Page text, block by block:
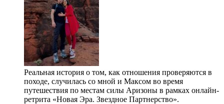
Реальная история о том, как отношения проверяются в
походе, случилась со мной и Максом во время
путешествия по местам силы Аризоны в рамках онлайн-
ретрита «Новая Эра. Звездное Партнерство».